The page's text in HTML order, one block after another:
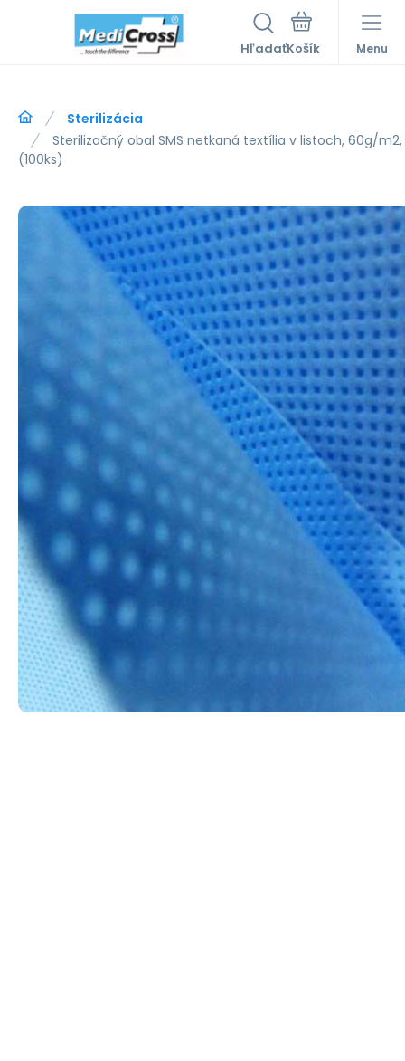
Hľadať Menu
Sterilizácia
Sterilizačný obal SMS netkaná textília v listoch, 60g/
(100ks)